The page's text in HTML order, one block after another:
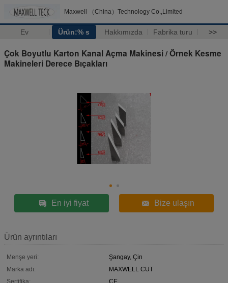
Maxwell （China）Technology Co.,Limited
Ev Ürün:% s Hakkımızda Fabrika turu >>
Çok Boyutlu Karton Kanal Açma Makinesi / Örnek Kesme
Makineleri Derece Bıçakları
En iyi fiyat Bize ulaşın
Ürün ayrıntıları
Menşe yeri:
Şangay, Çin
Marka adı:
MAXWELL CUT
Sertifika:
CE